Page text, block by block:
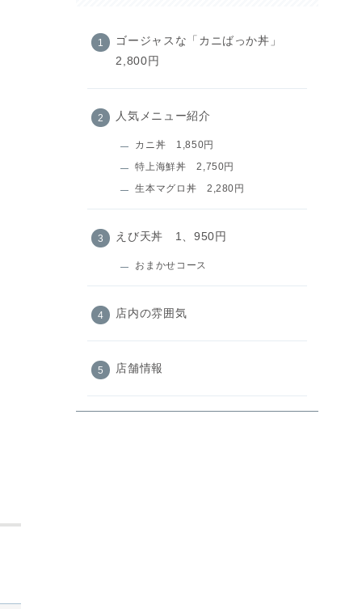
ゴージャスな「カニばっか丼」
2,800円
人気メニュー紹介
カニ丼 1,850円
特上海鮮丼 2,750円
生本マグロ丼 2,280円
えび天丼 1、950円
おまかせコース
店内の雰囲気
店舗情報